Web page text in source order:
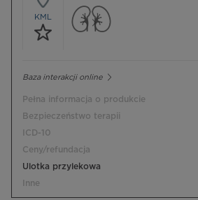
KML
Baza interakcji online
Pełna informacja o produkcie
Bezpieczeństwo terapii
ICD-10
Ceny/refundacja
Ulotka przylekowa
Inne